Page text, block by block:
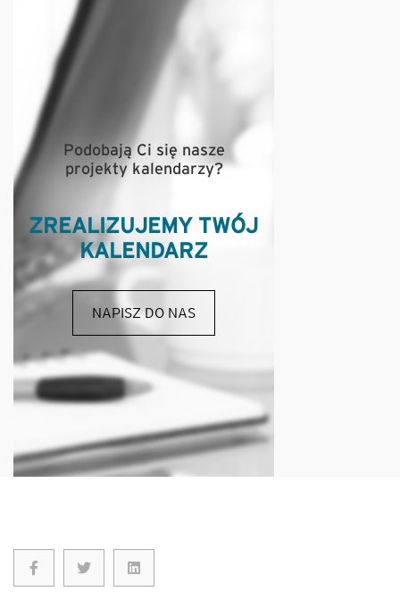
Podobają Ci się nasze
projekty kalendarzy?
ZREALIZUJEMY TWÓJ
KALENDARZ
NAPISZ DO NAS